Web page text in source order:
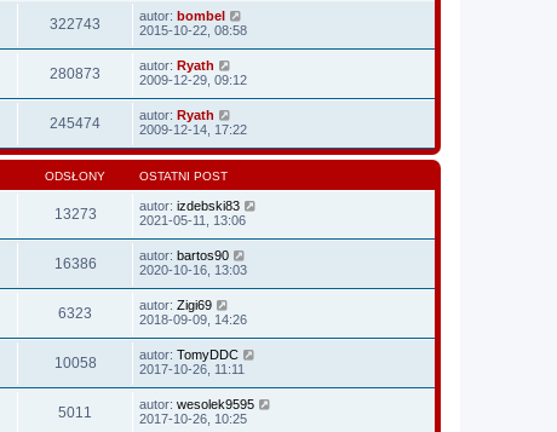
322743 autor: bombel
2015-10-22, 08:58
280873 autor: Ryath
2009-12-29, 09:12
245474 autor: Ryath
2009-12-14, 17:22
ODSŁONY OSTATNI POST
13273 autor: izdebski83
2021-05-11, 13:06
16386 autor: bartos90
2020-10-16, 13:03
6323 autor: Zigi69
2018-09-09, 14:26
10058 autor: TomyDDC
2017-10-26, 11:11
5011 autor: wesolek9595
2017-10-26, 10:25